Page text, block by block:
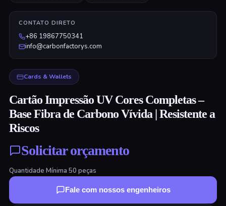
CONTATO DIRETO
+86 19867750341
info@carbonfactorys.com
Cards & Wallets
Cartão Impressão UV Cores Completas –
Base Fibra de Carbono Vívida | Resistente a
Riscos
Solicitar orçamento
Quantidade Mínima 50 peças
Fale com nossos engenheiros